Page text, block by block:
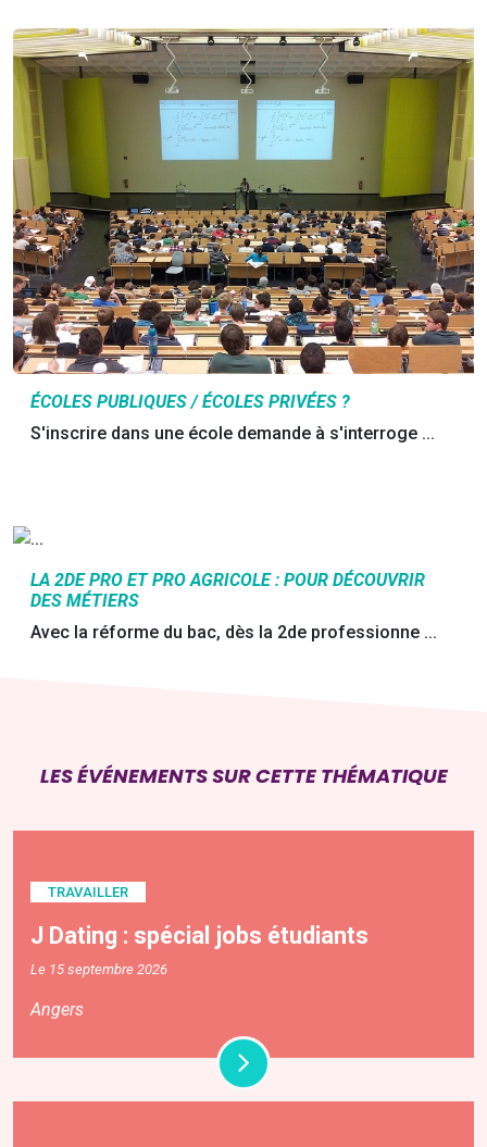
ÉCOLES PUBLIQUES / ÉCOLES PRIVÉES ?
S'inscrire dans une école demande à s'interroge ...
LA 2DE PRO ET PRO AGRICOLE : POUR DÉCOUVRIR
DES MÉTIERS
Avec la réforme du bac, dès la 2de professionne ...
LES ÉVÉNEMENTS SUR CETTE THÉMATIQUE
TRAVAILLER
J Dating : spécial jobs étudiants
Le 15 septembre 2026
Angers